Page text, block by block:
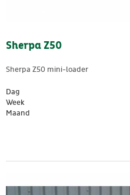
Sherpa Z50
Sherpa Z50 mini-loader
Dag
Week
Maand